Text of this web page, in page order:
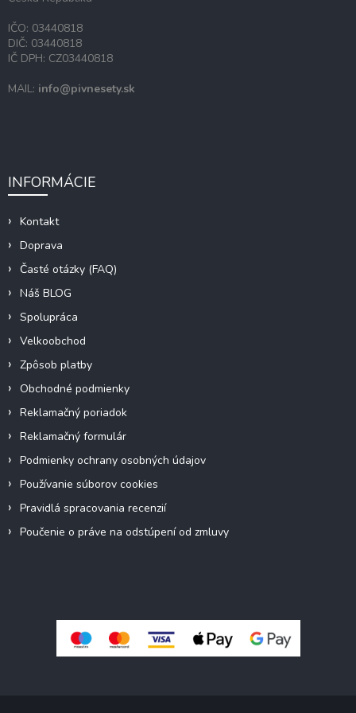
IČO: 03440818
DIČ: 03440818
IČ DPH: CZ03440818
MAIL: info@pivnesety.sk
INFORMÁCIE
Kontakt
Doprava
Časté otázky (FAQ)
Náš BLOG
Spolupráca
Velkoobchod
Zpôsob platby
Obchodné podmienky
Reklamačný poriadok
Reklamačný formulár
Podmienky ochrany osobných údajov
Používanie súborov cookies
Pravidlá spracovania recenzií
Poučenie o práve na odstúpení od zmluvy